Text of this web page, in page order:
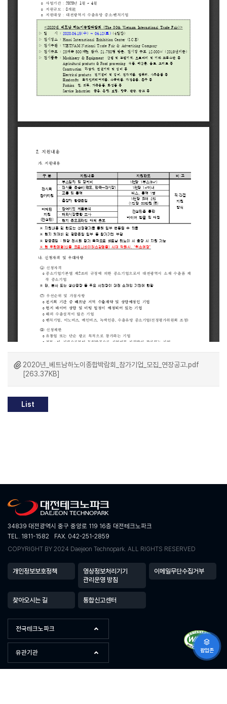
2020년_베트남하노이종합박람회_참가기업_모집_연장공고.pdf
[263.37KB]
List
34839 대전광역시 중구 중앙로 119 16층 대전테크노파크
TEL. 1811-1582
FAX. 042-251-2859
COPYRIGHT BY 2024 Daejeon Technopark. ALL RIGHTS RESERVED
전국테크노파크
유관기관
개인정보보호정책
영상정보처리기기
관리운영 방침
이메일무단수집거부
찾아오시는 길 통합신고센터
팝업존